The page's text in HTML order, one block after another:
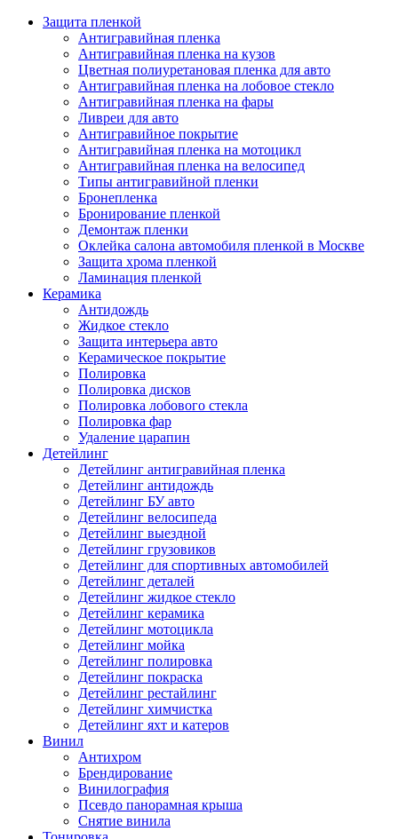
Защита пленкой
Антигравийная пленка
Антигравийная пленка на кузов
Цветная полиуретановая пленка для авто
Антигравийная пленка на лобовое стекло
Антигравийная пленка на фары
Ливреи для авто
Антигравийное покрытие
Антигравийная пленка на мотоцикл
Антигравийная пленка на велосипед
Типы антигравийной пленки
Бронепленка
Бронирование пленкой
Демонтаж пленки
Оклейка салона автомобиля пленкой в Москве
Защита хрома пленкой
Ламинация пленкой
Керамика
Антидождь
Жидкое стекло
Защита интерьера авто
Керамическое покрытие
Полировка
Полировка дисков
Полировка лобового стекла
Полировка фар
Удаление царапин
Детейлинг
Детейлинг антигравийная пленка
Детейлинг антидождь
Детейлинг БУ авто
Детейлинг велосипеда
Детейлинг выездной
Детейлинг грузовиков
Детейлинг для спортивных автомобилей
Детейлинг деталей
Детейлинг жидкое стекло
Детейлинг керамика
Детейлинг мотоцикла
Детейлинг мойка
Детейлинг полировка
Детейлинг покраска
Детейлинг рестайлинг
Детейлинг химчистка
Детейлинг яхт и катеров
Винил
Антихром
Брендирование
Винилография
Псевдо панорамная крыша
Снятие винила